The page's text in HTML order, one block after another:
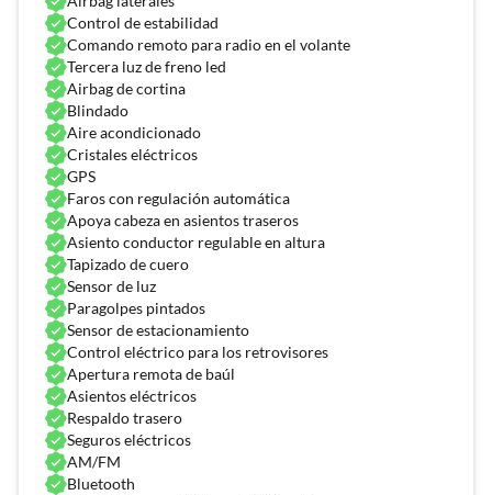
Control de estabilidad
Comando remoto para radio en el volante
Tercera luz de freno led
Airbag de cortina
Blindado
Aire acondicionado
Cristales eléctricos
GPS
Faros con regulación automática
Apoya cabeza en asientos traseros
Asiento conductor regulable en altura
Tapizado de cuero
Sensor de luz
Paragolpes pintados
Sensor de estacionamiento
Control eléctrico para los retrovisores
Apertura remota de baúl
Asientos eléctricos
Respaldo trasero
Seguros eléctricos
AM/FM
Bluetooth
versión...